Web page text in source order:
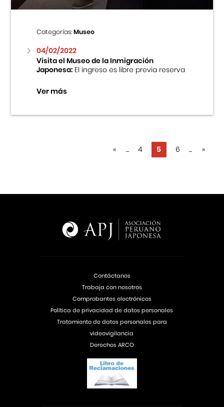
Categorías:Museo
04/02/2022
Visita el Museo de la Inmigración
Japonesa:El ingreso es libre previa reserva
Ver más
« ... 4 5 6 ... »
Contáctanos
Trabaja con nosotros
Comprobantes electrónicos
Política de privacidad de datos personales
Tratamiento de datos personales para
videovigilancia
Derechos ARCO